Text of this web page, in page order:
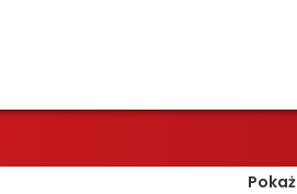
Pokaż